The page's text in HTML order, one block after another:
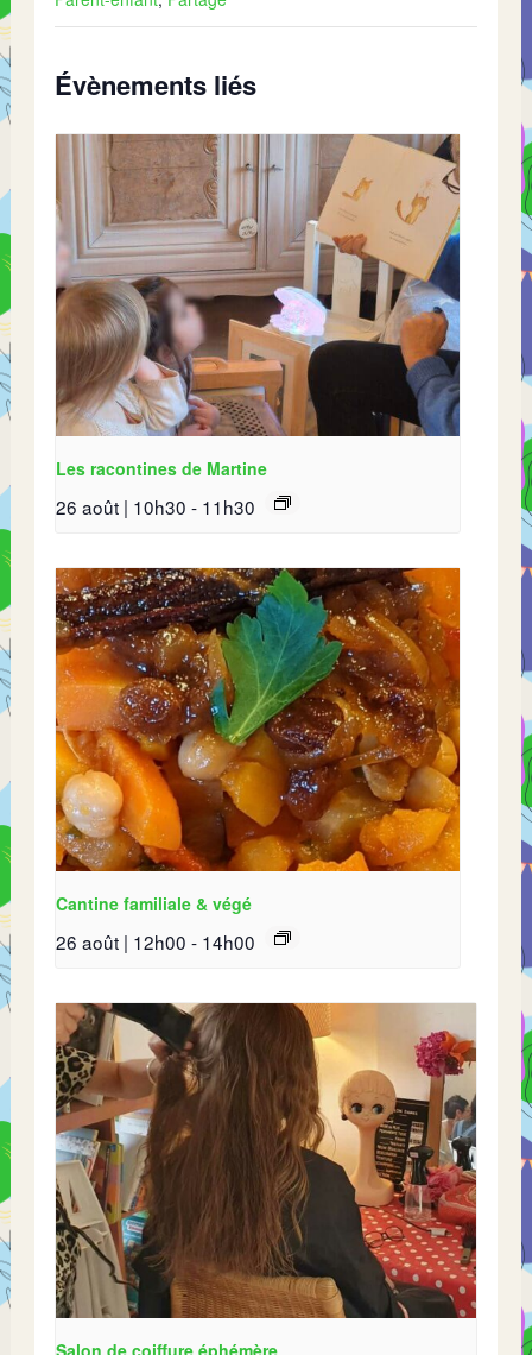
Évènements liés
Les racontines de Martine
26 août | 10h30 - 11h30
Cantine familiale & végé
26 août | 12h00 - 14h00